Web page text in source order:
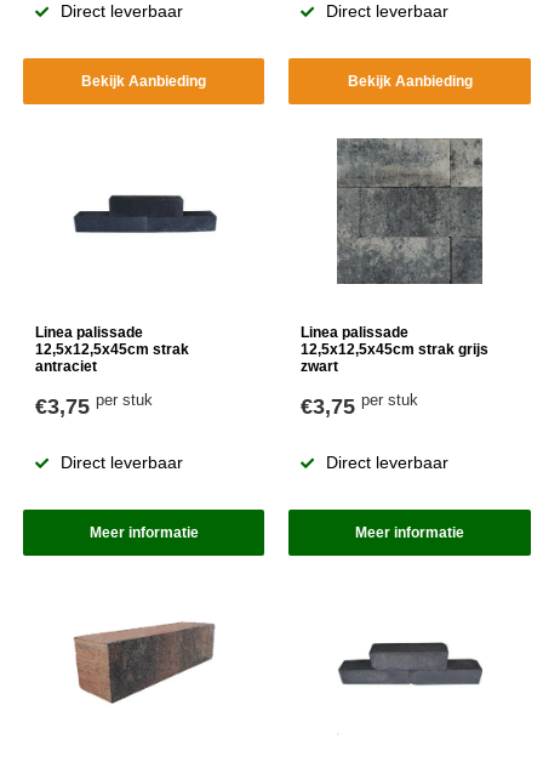
Direct leverbaar
Bekijk Aanbieding
Direct leverbaar
Bekijk Aanbieding
Linea palissade
12,5x12,5x45cm strak
antraciet
€3,75 per stuk
Direct leverbaar
Meer informatie
Linea palissade
12,5x12,5x45cm strak grijs
zwart
€3,75per stuk
Direct leverbaar
Meer informatie